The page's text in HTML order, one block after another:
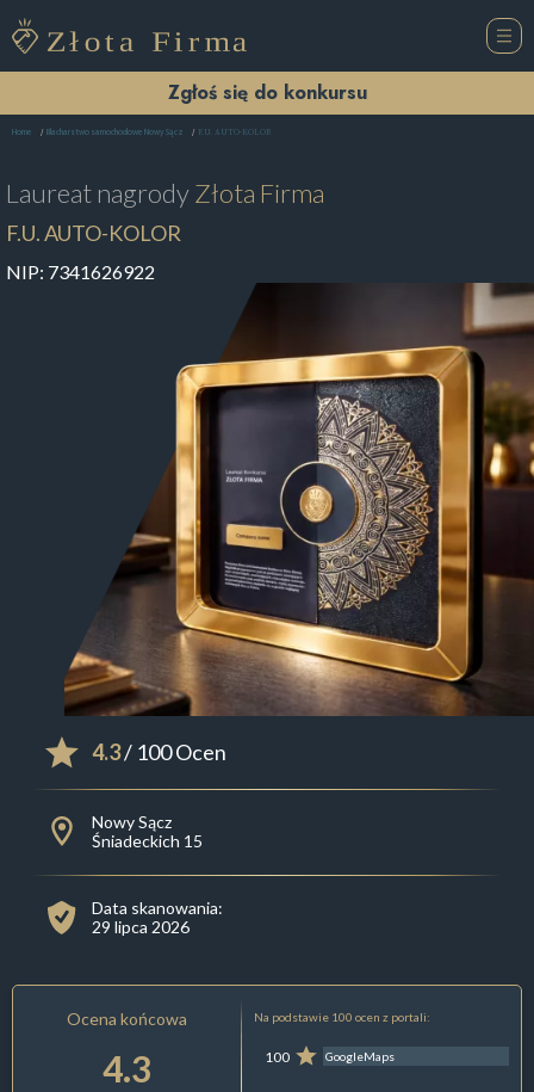
Zgłoś się do konkursu
Home Blacharstwo samochodowe Nowy Sącz F.U. AUTO-KOLOR
Laureat nagrodyZłota Firma
F.U. AUTO-KOLOR
NIP: 7341626922
4.3/ 100 Ocen
Nowy Sącz
Śniadeckich 15
Data skanowania:
29 lipca 2026
Ocena końcowa
4.3
Na podstawie 100 ocen z portali:
100 GoogleMaps